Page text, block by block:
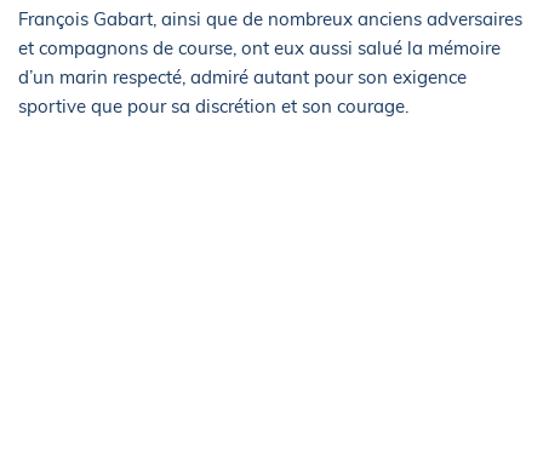
François Gabart, ainsi que de nombreux anciens adversaires
et compagnons de course, ont eux aussi salué la mémoire
d’un marin respecté, admiré autant pour son exigence
sportive que pour sa discrétion et son courage.